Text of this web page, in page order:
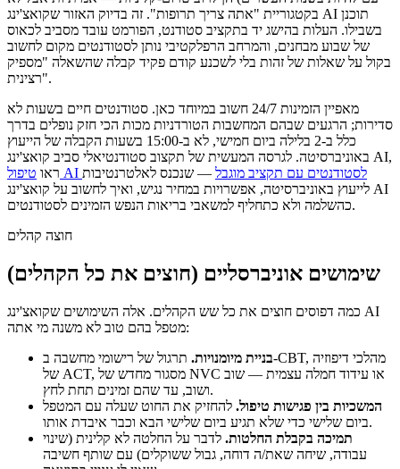
בקטגוריית "אתה צריך תרופות". זה בדיוק האזור שקואצ'ינג AI תוכנן
בשבילו. העלות בהישג יד בתקציב סטודנט, הפורמט עובד מסביב לכאוס
של שבוע מבחנים, והמרחב הרפלקטיבי נותן לסטודנטים מקום לחשוב
בקול על שאלות של זהות בלי לשכנע קודם פקיד קבלה שהשאלה "מספיק
רצינית".
מאפיין הזמינות 24/7 חשוב במיוחד כאן. סטודנטים חיים בשעות לא
סדירות; הרגעים שבהם המחשבות הטורדניות מכות הכי חזק נופלים בדרך
כלל ב-2 בלילה ביום חמישי, לא ב-15:00 בשעות הקבלה של הייעוץ
באוניברסיטה. לגרסה המעשית של תקצוב סטודנטיאלי סביב קואצ'ינג AI,
ראו
טיפול AI לסטודנטים עם תקציב מוגבל — שנכנס לאלטרנטיבות
לייעוץ באוניברסיטה, אפשרויות במחיר נגיש, ואיך לחשוב על קואצ'ינג AI
כהשלמה ולא כתחליף למשאבי בריאות הנפש הזמינים לסטודנטים.
חוצה קהלים
שימושים אוניברסליים (חוצים את כל הקהלים)
כמה דפוסים חוצים את כל שש הקהלים. אלה השימושים שקואצ'ינג AI
מטפל בהם טוב לא משנה מי אתה:
בניית מיומנויות. תרגול של רישומי מחשבה ב-CBT, מהלכי דיפוזיה
של ACT, מסגור מחדש של NVC או עידוד חמלה עצמית — שוב
ושוב, עד שהם זמינים תחת לחץ.
המשכיות בין פגישות טיפול. להחזיק את החוט שעלה עם המטפל
ביום שלישי כדי שלא תגיע ביום שלישי הבא וכבר איבדת אותו.
תמיכה בקבלת החלטות. לדבר על החלטה לא קלינית (שינוי
עבודה, שיחה שאת/ה דוחה, גבול ששוקלים) עם שותף חשיבה